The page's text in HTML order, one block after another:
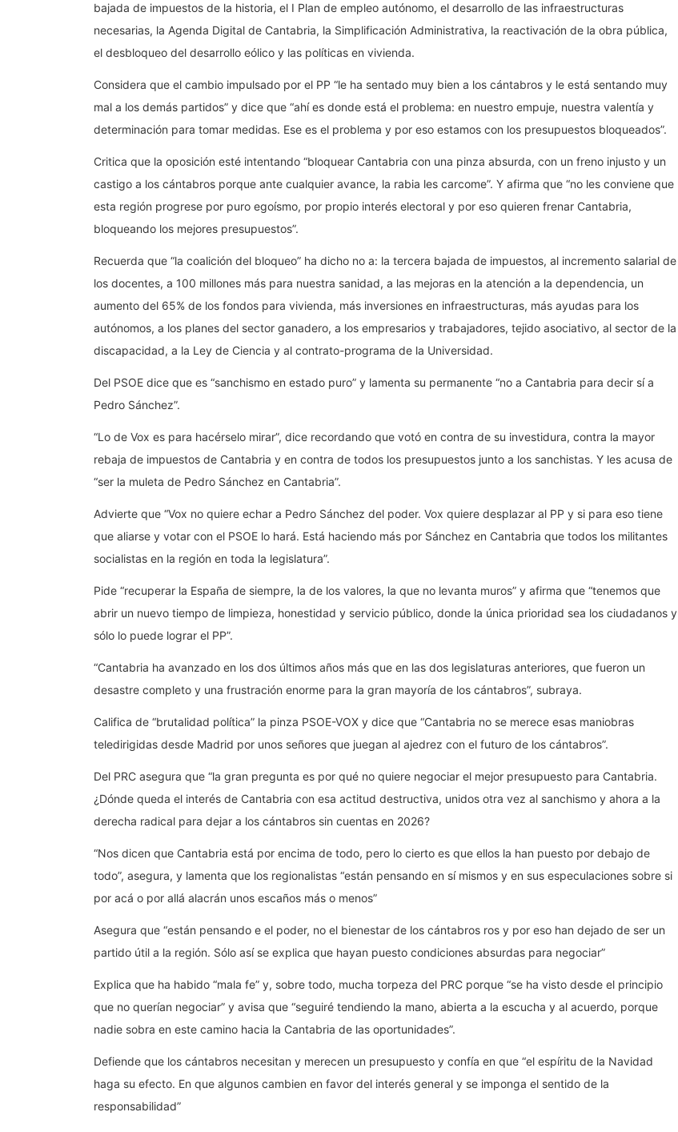
bajada de impuestos de la historia, el I Plan de empleo autónomo, el desarrollo de las infraestructuras
necesarias, la Agenda Digital de Cantabria, la Simplificación Administrativa, la reactivación de la obra pública,
el desbloqueo del desarrollo eólico y las políticas en vivienda.
Considera que el cambio impulsado por el PP “le ha sentado muy bien a los cántabros y le está sentando muy
mal a los demás partidos” y dice que “ahí es donde está el problema: en nuestro empuje, nuestra valentía y
determinación para tomar medidas. Ese es el problema y por eso estamos con los presupuestos bloqueados”.
Critica que la oposición esté intentando “bloquear Cantabria con una pinza absurda, con un freno injusto y un
castigo a los cántabros porque ante cualquier avance, la rabia les carcome”. Y afirma que “no les conviene que
esta región progrese por puro egoísmo, por propio interés electoral y por eso quieren frenar Cantabria,
bloqueando los mejores presupuestos”.
Recuerda que “la coalición del bloqueo” ha dicho no a: la tercera bajada de impuestos, al incremento salarial de
los docentes, a 100 millones más para nuestra sanidad, a las mejoras en la atención a la dependencia, un
aumento del 65% de los fondos para vivienda, más inversiones en infraestructuras, más ayudas para los
autónomos, a los planes del sector ganadero, a los empresarios y trabajadores, tejido asociativo, al sector de la
discapacidad, a la Ley de Ciencia y al contrato-programa de la Universidad.
Del PSOE dice que es “sanchismo en estado puro” y lamenta su permanente “no a Cantabria para decir sí a
Pedro Sánchez”.
“Lo de Vox es para hacérselo mirar”, dice recordando que votó en contra de su investidura, contra la mayor
rebaja de impuestos de Cantabria y en contra de todos los presupuestos junto a los sanchistas. Y les acusa de
“ser la muleta de Pedro Sánchez en Cantabria”.
Advierte que “Vox no quiere echar a Pedro Sánchez del poder. Vox quiere desplazar al PP y si para eso tiene
que aliarse y votar con el PSOE lo hará. Está haciendo más por Sánchez en Cantabria que todos los militantes
socialistas en la región en toda la legislatura”.
Pide “recuperar la España de siempre, la de los valores, la que no levanta muros” y afirma que “tenemos que
abrir un nuevo tiempo de limpieza, honestidad y servicio público, donde la única prioridad sea los ciudadanos y
sólo lo puede lograr el PP”.
“Cantabria ha avanzado en los dos últimos años más que en las dos legislaturas anteriores, que fueron un
desastre completo y una frustración enorme para la gran mayoría de los cántabros”, subraya.
Califica de “brutalidad política” la pinza PSOE-VOX y dice que “Cantabria no se merece esas maniobras
teledirigidas desde Madrid por unos señores que juegan al ajedrez con el futuro de los cántabros”.
Del PRC asegura que “la gran pregunta es por qué no quiere negociar el mejor presupuesto para Cantabria.
¿Dónde queda el interés de Cantabria con esa actitud destructiva, unidos otra vez al sanchismo y ahora a la
derecha radical para dejar a los cántabros sin cuentas en 2026?
“Nos dicen que Cantabria está por encima de todo, pero lo cierto es que ellos la han puesto por debajo de
todo”, asegura, y lamenta que los regionalistas “están pensando en sí mismos y en sus especulaciones sobre si
por acá o por allá alacrán unos escaños más o menos”
Asegura que “están pensando e el poder, no el bienestar de los cántabros ros y por eso han dejado de ser un
partido útil a la región. Sólo así se explica que hayan puesto condiciones absurdas para negociar”
Explica que ha habido “mala fe” y, sobre todo, mucha torpeza del PRC porque “se ha visto desde el principio
que no querían negociar” y avisa que “seguiré tendiendo la mano, abierta a la escucha y al acuerdo, porque
nadie sobra en este camino hacia la Cantabria de las oportunidades”.
Defiende que los cántabros necesitan y merecen un presupuesto y confía en que “el espíritu de la Navidad
haga su efecto. En que algunos cambien en favor del interés general y se imponga el sentido de la
responsabilidad”